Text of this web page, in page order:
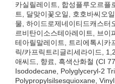
카실릴레이트, 합성플루오르플
트, 달맞이꽃오일, 호호바씨오
물, 하이드로제네이티드캐스터
르비탄이소스테아레이트, 브이
테아릴말레이트, 트리에톡시카
릭/카프릭트리글리세라이드,
애씨드, 향료, 흑색산화철 (CI
Isododecane, Polyglyceryl-2
Polypropylsilsesquioxane,